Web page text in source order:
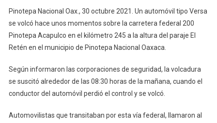
Cerca
De
Pinotepa
Pinotepa Nacional Oax., 30 octubre 2021. Un automóvil tipo Versa
se volcó hace unos momentos sobre la carretera federal 200
Pinotepa Acapulco en el kilómetro 245 a la altura del paraje El
Retén en el municipio de Pinotepa Nacional Oaxaca.
Según informaron las corporaciones de seguridad, la volcadura
se suscitó alrededor de las 08:30 horas de la mañana, cuando el
conductor del automóvil perdió el control y se volcó.
Automovilistas que transitaban por esta vía federal, llamaron al